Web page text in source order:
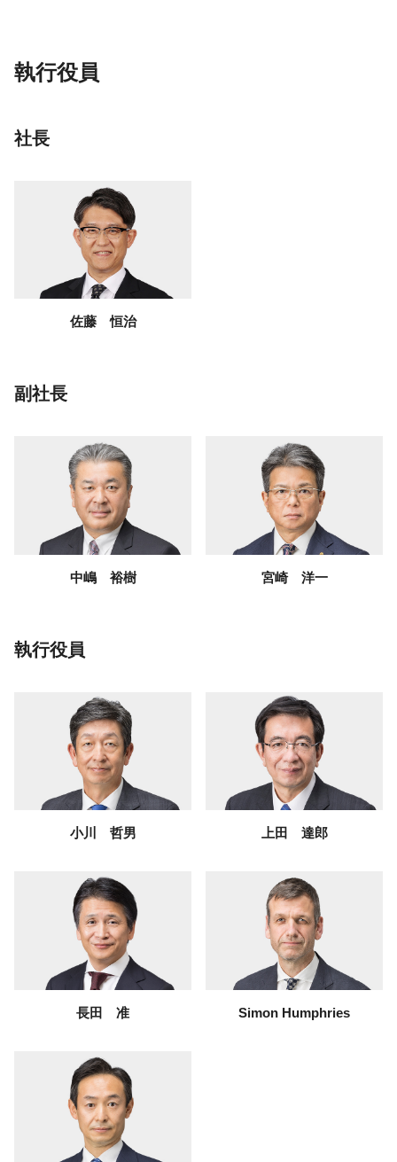
執行役員
社長
佐藤 恒治
副社長
中嶋 裕樹 宮崎 洋一
執行役員
小川 哲男 上田 達郎
長田 准 Simon Humphries